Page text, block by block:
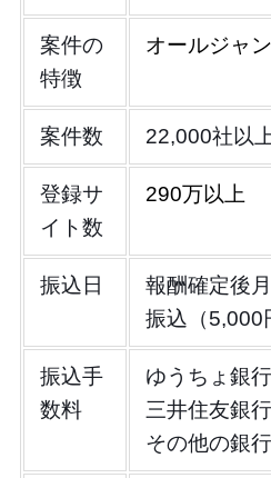
案件の
特徴
オールジャ
案件数 22,000社以
登録サ
イト数
290万以上
振込日
報酬確定後
振込（5,000
振込手
数料
ゆうちょ銀
三井住友銀
その他の銀